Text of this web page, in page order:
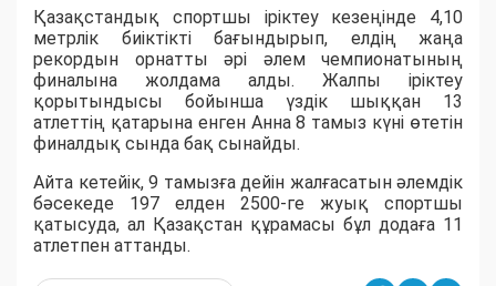
Қазақстандық спортшы іріктеу кезеңінде 4,10
метрлік биіктікті бағындырып, елдің жаңа
рекордын орнатты әрі әлем чемпионатының
финалына жолдама алды. Жалпы іріктеу
қорытындысы бойынша үздік шыққан 13
атлеттің қатарына енген Анна 8 тамыз күні өтетін
финалдық сында бақ сынайды.
Айта кетейік, 9 тамызға дейін жалғасатын әлемдік
бәсекеде 197 елден 2500-ге жуық спортшы
қатысуда, ал Қазақстан құрамасы бұл додаға 11
атлетпен аттанды.